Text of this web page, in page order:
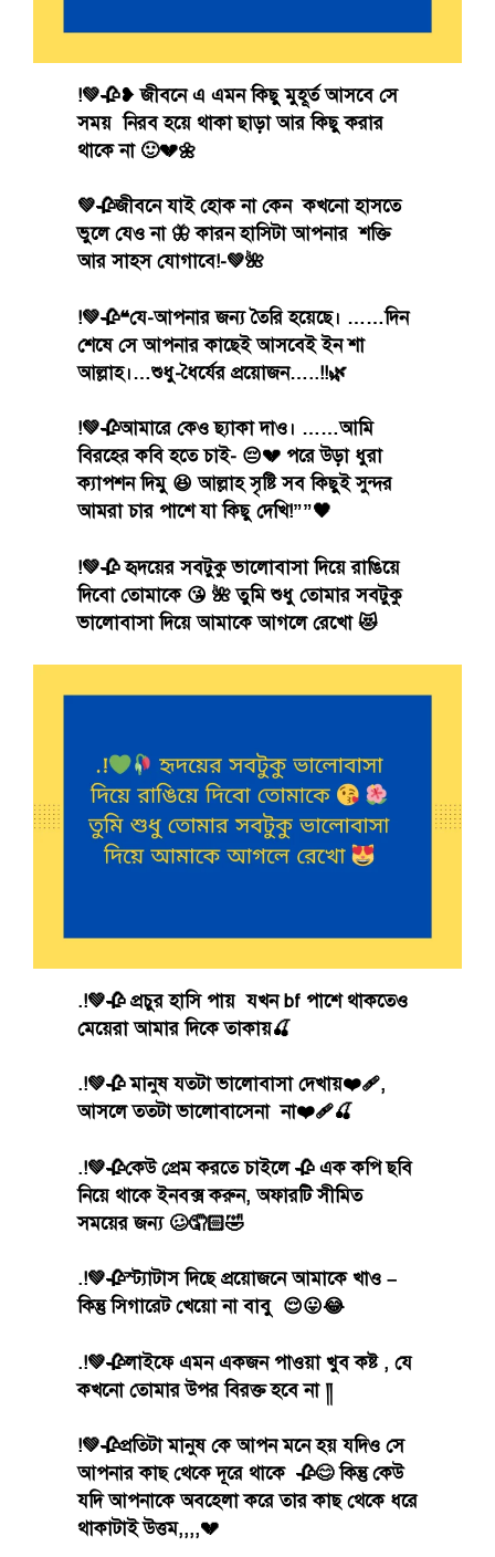
!💚🥀❥ জীবনে এ এমন কিছু মুহূর্ত আসবে সে
সময় নিরব হয়ে থাকা ছাড়া আর কিছু করার
থাকে না 🙂💔🌼
💚🥀জীবনে যাই হোক না কেন কখনো হাসতে
ভুলে যেও না 🦋 কারন হাসিটা আপনার শক্তি
আর সাহস যোগাবে!-💚🌺
!💚🥀❝যে-আপনার জন্য তৈরি হয়েছে। ……দিন
শেষে সে আপনার কাছেই আসবেই ইন শা
আল্লাহ।…শুধু-ধৈর্যের প্রয়োজন…..!!🌿
!💚🥀আমারে কেও ছ্যাকা দাও। ……আমি
বিরহের কবি হতে চাই- 😔💔 পরে উড়া ধুরা
ক্যাপশন দিমু 😆 আল্লাহ সৃষ্টি সব কিছুই সুন্দর
আমরা চার পাশে যা কিছু দেখি!””🖤
!💚🥀 হৃদয়ের সবটুকু ভালোবাসা দিয়ে রাঙিয়ে
দিবো তোমাকে 😘 🌺 তুমি শুধু তোমার সবটুকু
ভালোবাসা দিয়ে আমাকে আগলে রেখো 😻
.!💚🥀 প্রচুর হাসি পায় যখন bf পাশে থাকতেও
মেয়েরা আমার দিকে তাকায়🍒
.!💚🥀 মানুষ যতটা ভালোবাসা দেখায়❤️‍🩹,
আসলে ততটা ভালোবাসেনা না❤️‍🩹🍒
.!💚🥀কেউ প্রেম করতে চাইলে 🥀 এক কপি ছবি
নিয়ে থাকে ইনবক্স করুন, অফারটি সীমিত
সময়ের জন্য 🥴🤦🏻🤣
.!💚🥀স্ট্যাটাস দিছে প্রয়োজনে আমাকে খাও –
কিন্তু সিগারেট খেয়ো না বাবু 😌😛😂
.!💚🥀লাইফে এমন একজন পাওয়া খুব কষ্ট , যে
কখনো তোমার উপর বিরক্ত হবে না ༎
!💚🥀প্রতিটা মানুষ কে আপন মনে হয় যদিও সে
আপনার কাছ থেকে দূরে থাকে 🥀😊 কিন্তু কেউ
যদি আপনাকে অবহেলা করে তার কাছ থেকে ধরে
থাকাটাই উত্তম,,,,💔